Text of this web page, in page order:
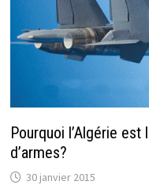
Pourquoi l’Algérie
d’armes?
30 janvier 2015